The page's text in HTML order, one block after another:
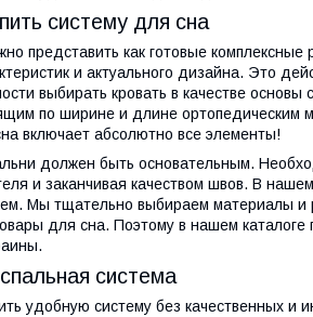
систему для сна
представить как готовые
и актуального дизайна. Это
выбирать кровать в качестве
по ширине и длине ортопедическим
включает абсолютно все элементы!
должен быть основательным.
и заканчивая качеством швов. В
Мы тщательно выбираем материалы и
для сна. Поэтому в нашем
система
удобную систему без качественных и